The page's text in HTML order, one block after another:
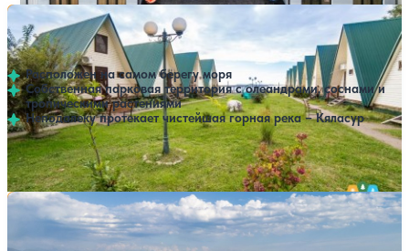
Пансионат Кяласур (ex. Черная Жемчужина)
445 отзывов
Сухум
Расположен на самом берегу моря
Собственная парковая территория с олеандрами, соснами и
тропическими растениями
Неподалеку протекает чистейшая горная река – Кяласур
Расстояние до пляжа: 10 метров.
Нет цен или свободных мест на выбранные даты
Выбрать другой вариант
SPA-отель Грейс Аква Вилла
76 отзывов
Сухум
Нет цен или свободных мест на выбранные даты
Выбрать другой вариант